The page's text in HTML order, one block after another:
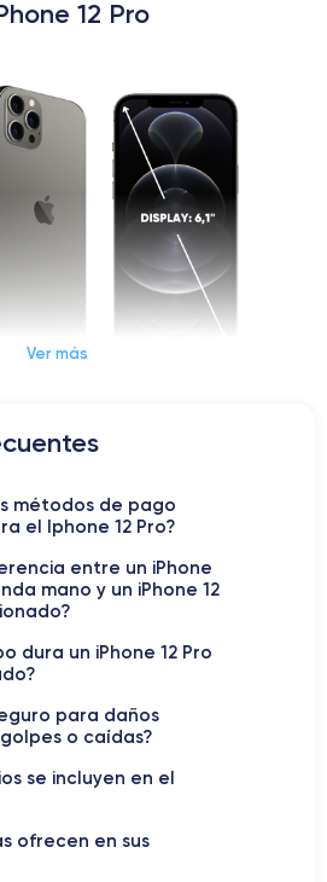
12 Pro
de Apple. Este dispositivo es un
de diseño y tecnología, con
actual.
con unapantalla Super Retina
, que ofrece una resolución
Ceramic Shield de Apple
a los golpes y caídas.
último
Ver más
métodos de pago
el Iphone 12 Pro?
entre un iPhone
mano y un iPhone 12
dura un iPhone 12 Pro
para daños
o caídas?
se incluyen en el
ofrecen en sus